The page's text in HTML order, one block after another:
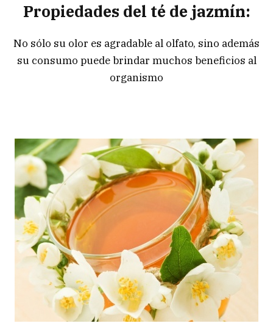
Propiedades del té de jazmín:
No sólo su olor es agradable al olfato, sino además
su consumo puede brindar muchos beneficios al
organismo